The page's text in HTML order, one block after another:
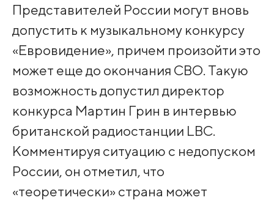
Представителей России могут вновь
допустить к музыкальному конкурсу
«Евровидение», причем произойти это
может еще до окончания СВО. Такую
возможность допустил директор
конкурса Мартин Грин в интервью
британской радиостанции LBC.
Комментируя ситуацию с недопуском
России, он отметил, что
«теоретически» страна может